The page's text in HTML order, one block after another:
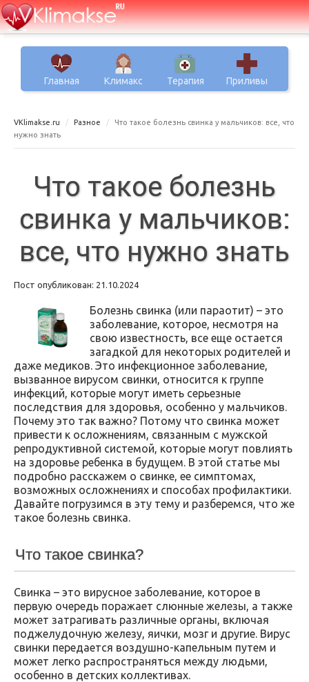
Главная Климакс Терапия Приливы
VKlimakse.ru Разное
Что такое болезнь свинка у мальчиков: все, что
нужно знать
Что такое болезнь
свинка у мальчиков:
все, что нужно знать
Пост опубликован: 21.10.2024
Болезнь свинка (или параотит) – это
заболевание, которое, несмотря на
свою известность, все еще остается
загадкой для некоторых родителей и
даже медиков. Это инфекционное заболевание,
вызванное вирусом свинки, относится к группе
инфекций, которые могут иметь серьезные
последствия для здоровья, особенно у мальчиков.
Почему это так важно? Потому что свинка может
привести к осложнениям, связанным с мужской
репродуктивной системой, которые могут повлиять
на здоровье ребенка в будущем. В этой статье мы
подробно расскажем о свинке, ее симптомах,
возможных осложнениях и способах профилактики.
Давайте погрузимся в эту тему и разберемся, что же
такое болезнь свинка.
Что такое свинка?
Свинка – это вирусное заболевание, которое в
первую очередь поражает слюнные железы, а также
может затрагивать различные органы, включая
поджелудочную железу, яички, мозг и другие. Вирус
свинки передается воздушно-капельным путем и
может легко распространяться между людьми,
особенно в детских коллективах.